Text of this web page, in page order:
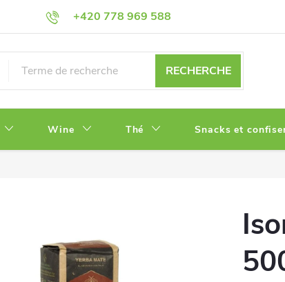
+420 778 969 588
Politique de Confidentialité
RECHERCHE
Wine Thé Snacks et